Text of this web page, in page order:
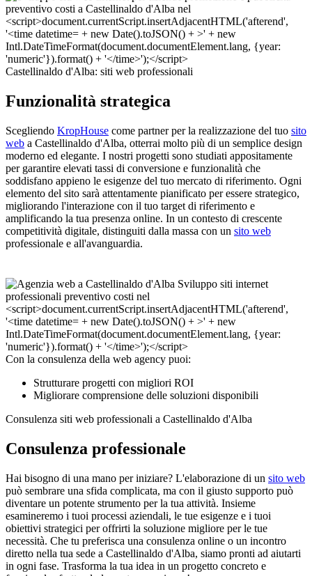
Castellinaldo d'Alba: siti web professionali
Funzionalità strategica
Scegliendo KropHouse come partner per la realizzazione del tuo sito
web a Castellinaldo d'Alba, otterrai molto più di un semplice design
moderno ed elegante. I nostri progetti sono studiati appositamente
per garantire elevati tassi di conversione e funzionalità che
soddisfano appieno le esigenze del tuo mercato di riferimento. Ogni
elemento del sito sarà attentamente pianificato per essere strategico,
migliorando l'interazione con il tuo target di riferimento e
amplificando la tua presenza online. In un contesto di crescente
competitività digitale, distinguiti dalla massa con un sito web
professionale e all'avanguardia.
Con la consulenza della web agency puoi:
Strutturare progetti con migliori ROI
Migliorare comprensione delle soluzioni disponibili
Consulenza siti web professionali a Castellinaldo d'Alba
Consulenza professionale
Hai bisogno di una mano per iniziare? L'elaborazione di un sito web
può sembrare una sfida complicata, ma con il giusto supporto può
diventare un potente strumento per la tua attività. Insieme
esamineremo i tuoi processi aziendali, le tue esigenze e i tuoi
obiettivi strategici per offrirti la soluzione migliore per le tue
necessità. Che tu preferisca una consulenza online o un incontro
diretto nella tua sede a Castellinaldo d'Alba, siamo pronti ad aiutarti
in ogni fase. Trasforma la tua idea in un progetto concreto e